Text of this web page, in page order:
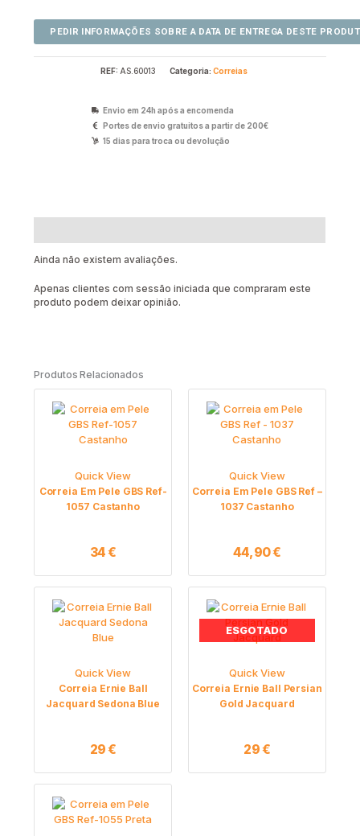
REF: AS.60013 Categoria: Correias
Envio em 24h após a encomenda
Portes de envio gratuitos a partir de 200€
15 dias para troca ou devolução
Ainda não existem avaliações.
Apenas clientes com sessão iniciada que compraram este
produto podem deixar opinião.
Produtos Relacionados
Quick View
Correia Em Pele GBS Ref-
1057 Castanho
34€
Quick View
Correia Em Pele GBS Ref –
1037 Castanho
44,90€
Quick View
Correia Ernie Ball
Jacquard Sedona Blue
29€
ESGOTADO
Quick View
Correia Ernie Ball Persian
Gold Jacquard
29€